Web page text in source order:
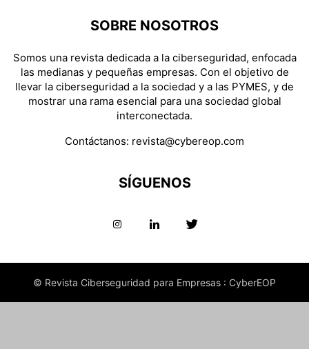
SOBRE NOSOTROS
Somos una revista dedicada a la ciberseguridad, enfocada
las medianas y pequeñas empresas. Con el objetivo de
llevar la ciberseguridad a la sociedad y a las PYMES, y de
mostrar una rama esencial para una sociedad global
interconectada.
Contáctanos: revista@cybereop.com
SÍGUENOS
© Revista Ciberseguridad para Empresas : CyberEOP